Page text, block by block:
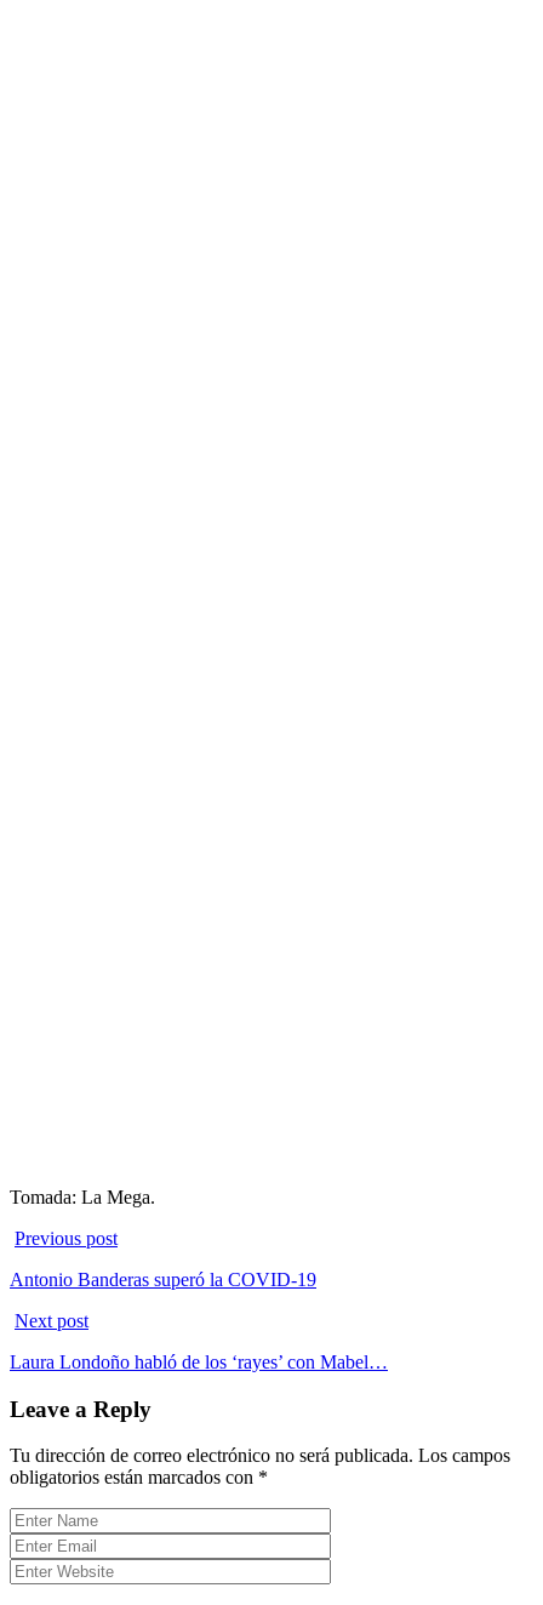
Tomada: La Mega.
Previous post
Antonio Banderas superó la COVID-19
Next post
Laura Londoño habló de los ‘rayes’ con Mabel…
Leave a Reply
Tu dirección de correo electrónico no será publicada. Los campos
obligatorios están marcados con *